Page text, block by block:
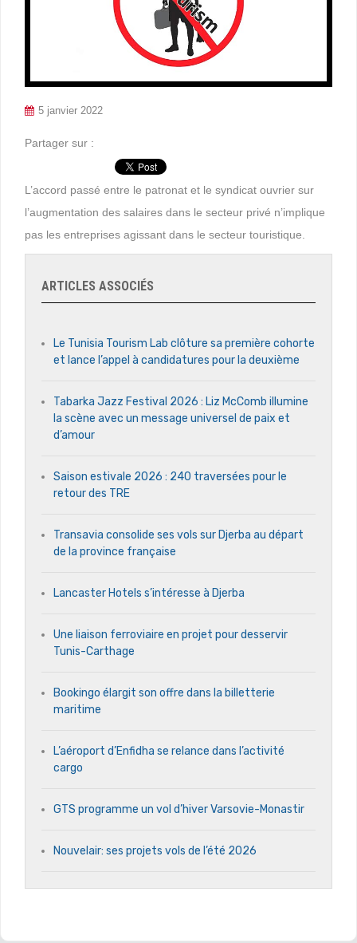
5 janvier 2022
Partager sur :
L’accord passé entre le patronat et le syndicat ouvrier sur
l’augmentation des salaires dans le secteur privé n’implique
pas les entreprises agissant dans le secteur touristique.
ARTICLES ASSOCIÉS
Le Tunisia Tourism Lab clôture sa première cohorte
et lance l’appel à candidatures pour la deuxième
Tabarka Jazz Festival 2026 : Liz McComb illumine
la scène avec un message universel de paix et
d’amour
Saison estivale 2026 : 240 traversées pour le
retour des TRE
Transavia consolide ses vols sur Djerba au départ
de la province française
Lancaster Hotels s’intéresse à Djerba
Une liaison ferroviaire en projet pour desservir
Tunis-Carthage
Bookingo élargit son offre dans la billetterie
maritime
L’aéroport d’Enfidha se relance dans l’activité
cargo
GTS programme un vol d’hiver Varsovie-Monastir
Nouvelair: ses projets vols de l’été 2026